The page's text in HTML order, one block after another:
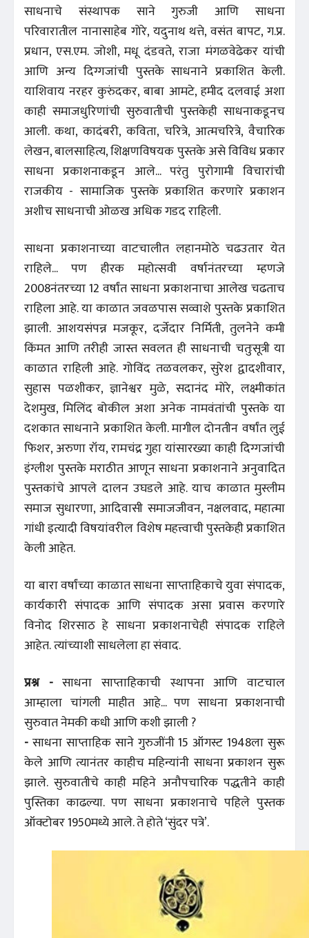
साधनाचे संस्थापक साने गुरुजी आणि साधना
परिवारातील नानासाहेब गोरे, यदुनाथ थत्ते, वसंत बापट, ग.प्र.
प्रधान, एस.एम. जोशी, मधू दंडवते, राजा मंगळवेढेकर यांची
आणि अन्य दिग्गजांची पुस्तके साधनाने प्रकाशित केली.
याशिवाय नरहर कुरुंदकर, बाबा आमटे, हमीद दलवाई अशा
काही समाजधुरिणांची सुरुवातीची पुस्तकेही साधनाकडूनच
आली. कथा, कादंबरी, कविता, चरित्रे, आत्मचरित्रे, वैचारिक
लेखन, बालसाहित्य, शिक्षणविषयक पुस्तके असे विविध प्रकार
साधना प्रकाशनाकडून आले... परंतु पुरोगामी विचारांची
राजकीय - सामाजिक पुस्तके प्रकाशित करणारे प्रकाशन
अशीच साधनाची ओळख अधिक गडद राहिली.
साधना प्रकाशनाच्या वाटचालीत लहानमोठे चढउतार येत
राहिले... पण हीरक महोत्सवी वर्षानंतरच्या म्हणजे
2008नंतरच्या 12 वर्षांत साधना प्रकाशनाचा आलेख चढताच
राहिला आहे. या काळात जवळपास सव्वाशे पुस्तके प्रकाशित
झाली. आशयसंपन्न मजकूर, दर्जेदार निर्मिती, तुलनेने कमी
किंमत आणि तरीही जास्त सवलत ही साधनाची चतुःसूत्री या
काळात राहिली आहे. गोविंद तळवलकर, सुरेश द्वादशीवार,
सुहास पळशीकर, ज्ञानेश्वर मुळे, सदानंद मोरे, लक्ष्मीकांत
देशमुख, मिलिंद बोकील अशा अनेक नामवंतांची पुस्तके या
दशकात साधनाने प्रकाशित केली. मागील दोनतीन वर्षांत लुई
फिशर, अरुणा रॉय, रामचंद्र गुहा यांसारख्या काही दिग्गजांची
इंग्लीश पुस्तके मराठीत आणून साधना प्रकाशनाने अनुवादित
पुस्तकांचे आपले दालन उघडले आहे. याच काळात मुस्लीम
समाज सुधारणा, आदिवासी समाजजीवन, नक्षलवाद, महात्मा
गांधी इत्यादी विषयांवरील विशेष महत्त्वाची पुस्तकेही प्रकाशित
केली आहेत.
या बारा वर्षांच्या काळात साधना साप्ताहिकाचे युवा संपादक,
कार्यकारी संपादक आणि संपादक असा प्रवास करणारे
विनोद शिरसाठ हे साधना प्रकाशनाचेही संपादक राहिले
आहेत. त्यांच्याशी साधलेला हा संवाद.
प्रश्न -साधना साप्ताहिकाची स्थापना आणि वाटचाल
आम्हाला चांगली माहीत आहे... पण साधना प्रकाशनाची
सुरुवात नेमकी कधी आणि कशी झाली ?
- साधना साप्ताहिक साने गुरुजींनी 15 ऑगस्ट 1948ला सुरू
केले आणि त्यानंतर काहीच महिन्यांनी साधना प्रकाशन सुरू
झाले. सुरुवातीचे काही महिने अनौपचारिक पद्धतीने काही
पुस्तिका काढल्या. पण साधना प्रकाशनाचे पहिले पुस्तक
ऑक्टोबर 1950मध्ये आले. ते होते ‘सुंदर पत्रे’.